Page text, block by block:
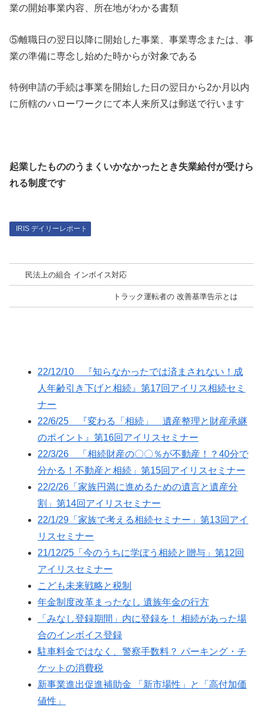
業の開始事業内容、所在地がわかる書類
⑤離職日の翌日以降に開始した事業、事業専念または、事
業の準備に専念し始めた時からが対象である
特例申請の手続は事業を開始した日の翌日から2か月以内
に所轄のハローワークにて本人来所又は郵送で行います
起業したもののうまくいかなかったとき失業給付が受けら
れる制度です
IRIS デイリーレポート
民法上の組合 インボイス対応
トラック運転者の 改善基準告示とは
22/12/10 『知らなかったでは済まされない！成
人年齢引き下げと相続』第17回アイリス相続セミ
ナー
22/6/25 『変わる「相続」 遺産整理と財産承継
のポイント』第16回アイリスセミナー
22/3/26 「相続財産の〇〇％が不動産！？40分で
分かる！不動産と相続」第15回アイリスセミナー
22/2/26「家族円満に進めるための遺言と遺産分
割」第14回アイリスセミナー
22/1/29「家族で考える相続セミナー」第13回アイ
リスセミナー
21/12/25「今のうちに学ぼう相続と贈与」第12回
アイリスセミナー
こども未来戦略と税制
年金制度改革まったなし 遺族年金の行方
「みなし登録期間」内に登録を！ 相続があった場
合のインボイス登録
駐車料金ではなく、警察手数料？ パーキング・チ
ケットの消費税
新事業進出促進補助金 「新市場性」と「高付加価
値性」